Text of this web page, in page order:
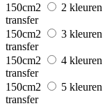
150cm2
2 kleuren
transfer
150cm2
3 kleuren
transfer
150cm2
4 kleuren
transfer
150cm2
5 kleuren
transfer